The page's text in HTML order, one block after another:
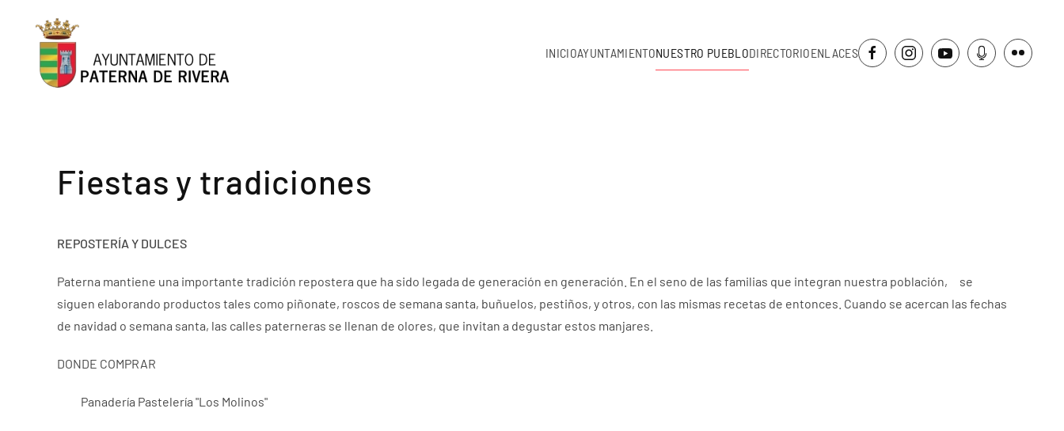
Skip to main content
INICIOAYUNTAMIENTONUESTRO PUEBLODIRECTORIOENLACES
Fiestas y tradiciones
REPOSTERÍA Y DULCES
Paterna mantiene una importante tradición repostera que ha sido legada de generación en generación. En el seno de las familias que integran nuestra población, se
siguen elaborando productos tales como piñonate, roscos de semana santa, buñuelos, pestiños, y otros, con las mismas recetas de entonces. Cuando se acercan las fechas
de navidad o semana santa, las calles paterneras se llenan de olores, que invitan a degustar estos manjares.
DONDE COMPRAR
Panadería Pastelería "Los Molinos"